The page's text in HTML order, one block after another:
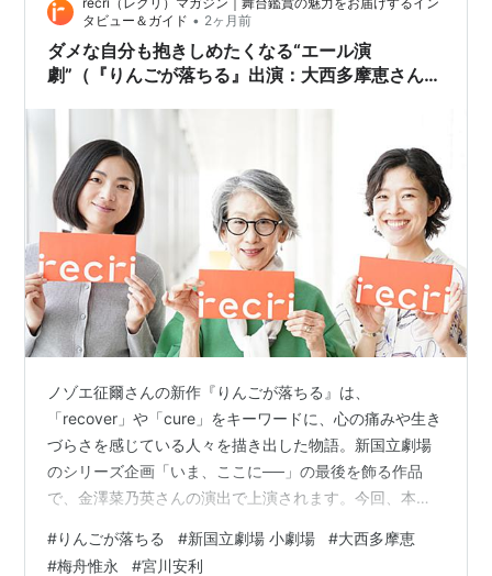
タビュー＆ガイド • 2ヶ月前
ダメな自分も抱きしめたくなる“エール演
劇”（『りんごが落ちる』出演：大西多摩恵さん、
ノゾエ征爾さんの新作『りんごが落ちる』は、
「recover」や「cure」をキーワードに、心の痛みや生き
づらさを感じている人々を描き出した物語。新国立劇場
のシリーズ企画「いま、ここに──」の最後を飾る作品
で、金澤菜乃英さんの演出で上演されます。今回、本作
んにインタビューを実施！取材当時は稽古が始まって2週
#りんごが落ちる #新国立劇場 小劇場 #大西多摩恵
#梅舟惟永 #宮川安利